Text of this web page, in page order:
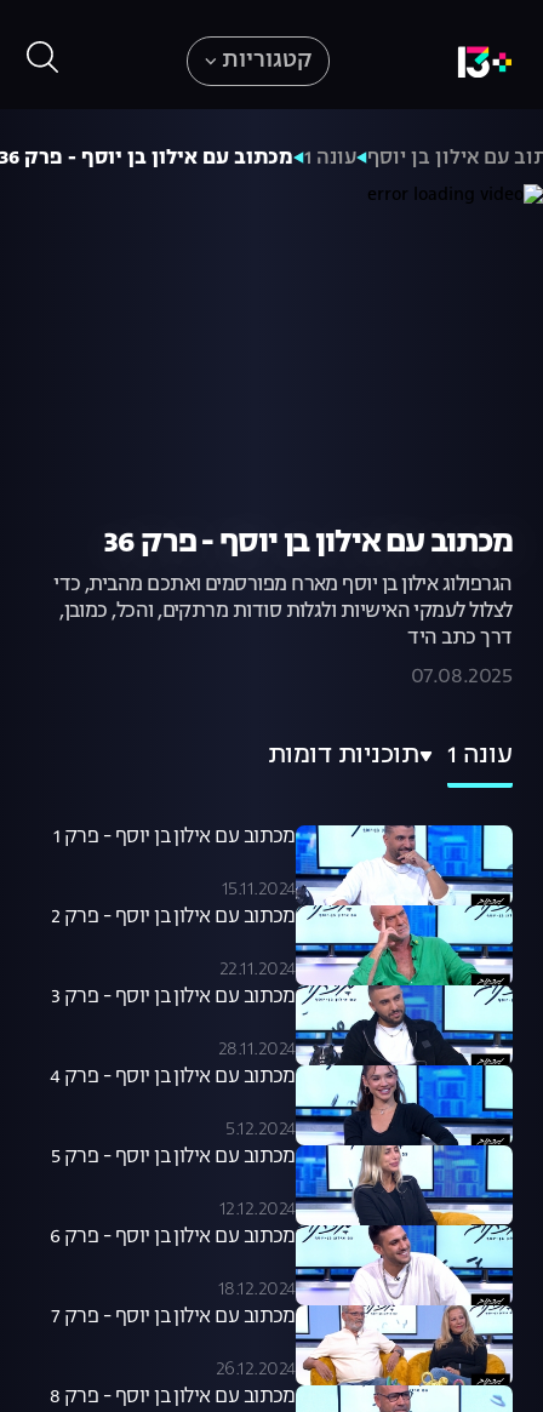
קטגוריות
עם אילון בן יוסף עונה 1 מכתוב עם אילון בן יוסף - פרק 36
מכתוב עם אילון בן יוסף - פרק 36
הגרפולוג אילון בן יוסף מארח מפורסמים ואתכם מהבית, כדי
לצלול לעמקי האישיות ולגלות סודות מרתקים, והכל, כמובן,
דרך כתב היד
07.08.2025
עונה 1 תוכניות דומות
מכתוב עם אילון בן יוסף - פרק 1
15.11.2024
מכתוב עם אילון בן יוסף - פרק 2
22.11.2024
מכתוב עם אילון בן יוסף - פרק 3
28.11.2024
מכתוב עם אילון בן יוסף - פרק 4
5.12.2024
מכתוב עם אילון בן יוסף - פרק 5
12.12.2024
מכתוב עם אילון בן יוסף - פרק 6
18.12.2024
מכתוב עם אילון בן יוסף - פרק 7
26.12.2024
מכתוב עם אילון בן יוסף - פרק 8